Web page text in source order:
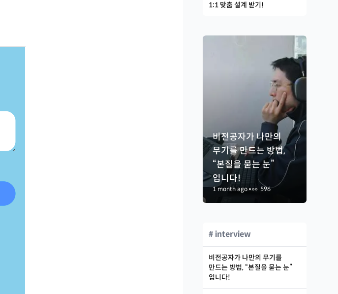
1:1 맞춤 설계 받기!
비전공자가 나만의
무기를 만드는 방법,
“본질을 묻는 눈”
입니다!
1 month ago•👀 596
# interview
비전공자가 나만의 무기를
만드는 방법, “본질을 묻는 눈”
입니다!